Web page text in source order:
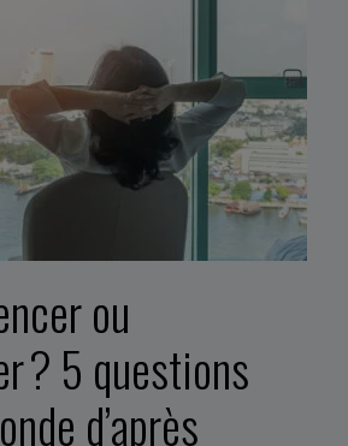
ou
? 5 questions
d’après